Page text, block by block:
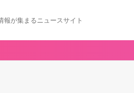
報が集まるニュースサイト